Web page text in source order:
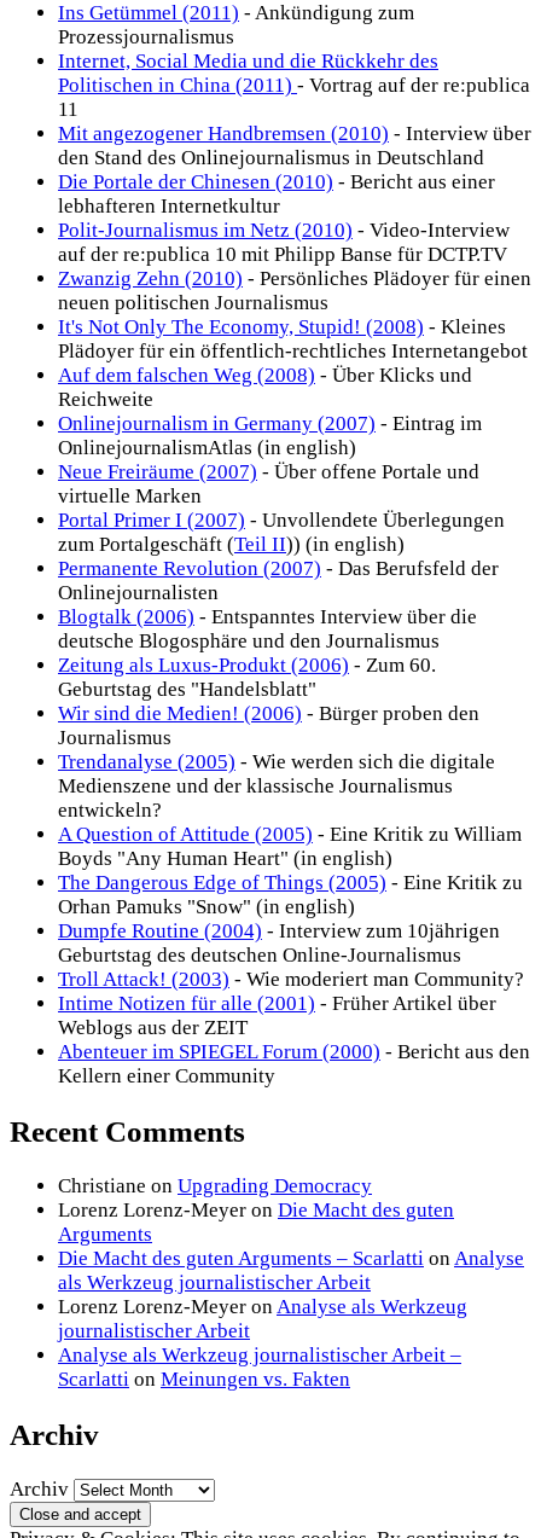
Ins Getümmel (2011) - Ankündigung zum
Prozessjournalismus
Internet, Social Media und die Rückkehr des
Politischen in China (2011) - Vortrag auf der re:publica
11
Mit angezogener Handbremsen (2010) - Interview über
den Stand des Onlinejournalismus in Deutschland
Die Portale der Chinesen (2010) - Bericht aus einer
lebhafteren Internetkultur
Polit-Journalismus im Netz (2010) - Video-Interview
auf der re:publica 10 mit Philipp Banse für DCTP.TV
Zwanzig Zehn (2010) - Persönliches Plädoyer für einen
neuen politischen Journalismus
It's Not Only The Economy, Stupid! (2008) - Kleines
Plädoyer für ein öffentlich-rechtliches Internetangebot
Auf dem falschen Weg (2008) - Über Klicks und
Reichweite
Onlinejournalism in Germany (2007) - Eintrag im
OnlinejournalismAtlas (in english)
Neue Freiräume (2007) - Über offene Portale und
virtuelle Marken
Portal Primer I (2007) - Unvollendete Überlegungen
zum Portalgeschäft (Teil II)) (in english)
Permanente Revolution (2007) - Das Berufsfeld der
Onlinejournalisten
Blogtalk (2006) - Entspanntes Interview über die
deutsche Blogosphäre und den Journalismus
Zeitung als Luxus-Produkt (2006) - Zum 60.
Geburtstag des "Handelsblatt"
Wir sind die Medien! (2006) - Bürger proben den
Journalismus
Trendanalyse (2005) - Wie werden sich die digitale
Medienszene und der klassische Journalismus
entwickeln?
A Question of Attitude (2005) - Eine Kritik zu William
Boyds "Any Human Heart" (in english)
The Dangerous Edge of Things (2005) - Eine Kritik zu
Orhan Pamuks "Snow" (in english)
Dumpfe Routine (2004) - Interview zum 10jährigen
Geburtstag des deutschen Online-Journalismus
Troll Attack! (2003) - Wie moderiert man Community?
Intime Notizen für alle (2001) - Früher Artikel über
Weblogs aus der ZEIT
Abenteuer im SPIEGEL Forum (2000) - Bericht aus den
Kellern einer Community
Recent Comments
Christiane on Upgrading Democracy
Lorenz Lorenz-Meyer on Die Macht des guten
Arguments
Die Macht des guten Arguments – Scarlatti on Analyse
als Werkzeug journalistischer Arbeit
Lorenz Lorenz-Meyer on Analyse als Werkzeug
journalistischer Arbeit
Analyse als Werkzeug journalistischer Arbeit –
Scarlatti on Meinungen vs. Fakten
Archiv
Archiv